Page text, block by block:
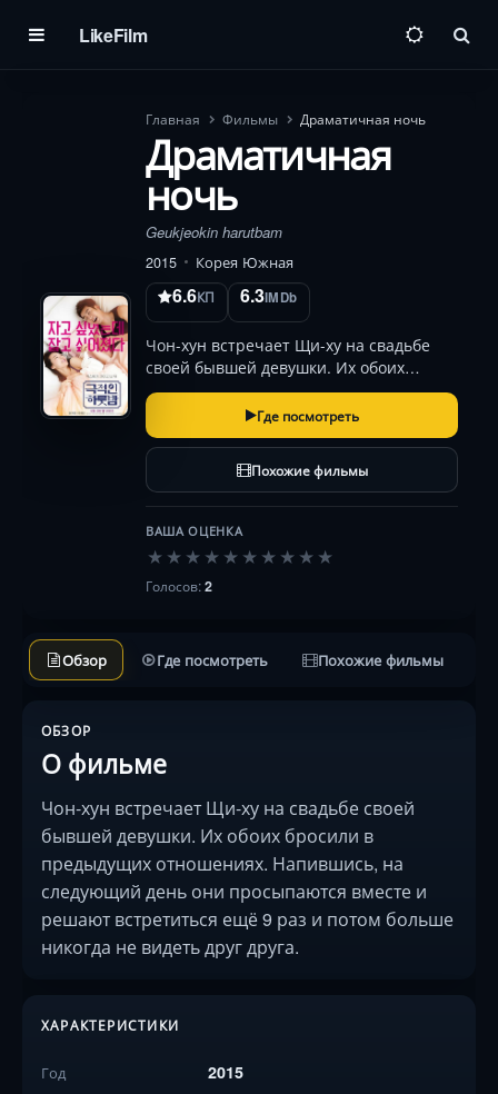
LikeFilm
Главная Фильмы Драматичная ночь
Драматичная
ночь
Geukjeokin harutbam
2015
Корея Южная
6.6КП 6.3IMDb
Чон-хун встречает Щи-ху на свадьбе
своей бывшей девушки. Их обоих
бросили в предыдущих отношениях.
Напившись, на следующий день они
просыпаются вместе и решают
встретиться ещё 9 раз и потом больше
никогда не видеть друг …
Где посмотреть
Похожие фильмы
ВАША ОЦЕНКА
★ ★ ★ ★ ★ ★ ★ ★ ★ ★
Голосов:2
Обзор Где посмотреть Похожие фильмы
ОБЗОР
О фильме
Чон-хун встречает Щи-ху на свадьбе своей
бывшей девушки. Их обоих бросили в
предыдущих отношениях. Напившись, на
следующий день они просыпаются вместе и
решают встретиться ещё 9 раз и потом больше
никогда не видеть друг друга.
ХАРАКТЕРИСТИКИ
Год 2015